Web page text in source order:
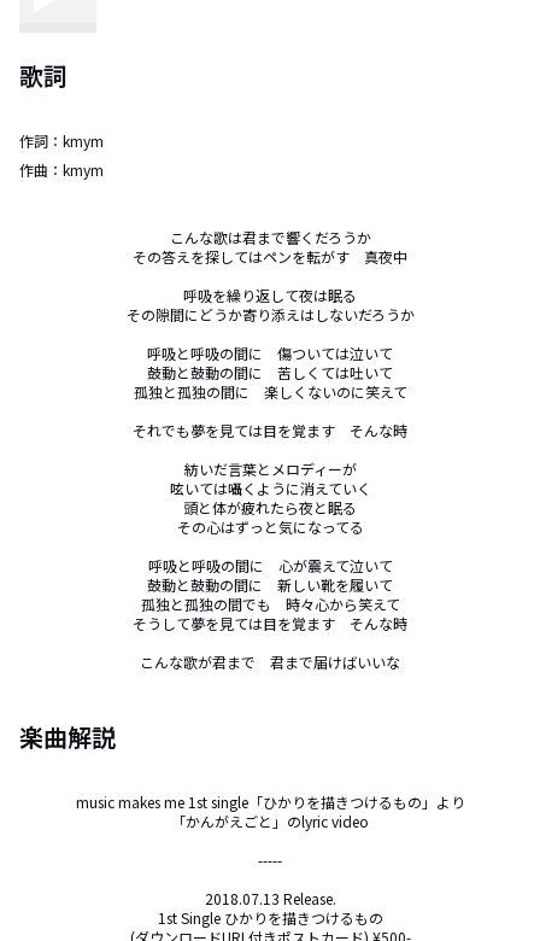
歌詞
作詞： kmym
作曲： kmym
こんな歌は君まで響くだろうか
その答えを探してはペンを転がす　真夜中
呼吸を繰り返して夜は眠る
その隙間にどうか寄り添えはしないだろうか
呼吸と呼吸の間に　傷ついては泣いて
鼓動と鼓動の間に　苦しくては吐いて
孤独と孤独の間に　楽しくないのに笑えて
それでも夢を見ては目を覚ます　そんな時
紡いだ言葉とメロディーが
呟いては囁くように消えていく
頭と体が疲れたら夜と眠る
その心はずっと気になってる
呼吸と呼吸の間に　心が震えて泣いて
鼓動と鼓動の間に　新しい靴を履いて
孤独と孤独の間でも　時々心から笑えて
そうして夢を見ては目を覚ます　そんな時
こんな歌が君まで　君まで届けばいいな
楽曲解説
music makes me 1st single「ひかりを描きつけるもの」より
「かんがえごと」のlyric video
-----
2018.07.13 Release.
1st Single ひかりを描きつけるもの
(ダウンロードURL付きポストカード) ¥500-